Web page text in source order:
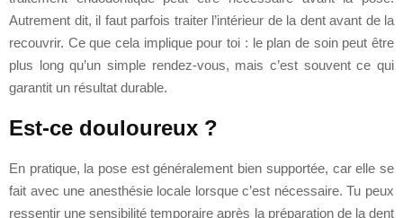
Autrement dit, il faut parfois traiter l’intérieur de la dent avant de la
recouvrir. Ce que cela implique pour toi : le plan de soin peut être
plus long qu’un simple rendez-vous, mais c’est souvent ce qui
garantit un résultat durable.
Est-ce douloureux ?
En pratique, la pose est généralement bien supportée, car elle se
fait avec une anesthésie locale lorsque c’est nécessaire. Tu peux
ressentir une sensibilité temporaire après la préparation de la dent